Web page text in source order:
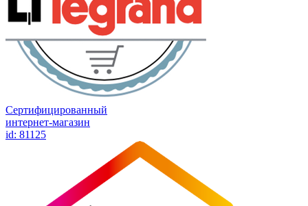
Сертифицированный
интернет-магазин
id: 81125